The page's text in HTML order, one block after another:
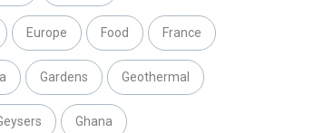
Europe Food France
Gardens Geothermal
Ghana